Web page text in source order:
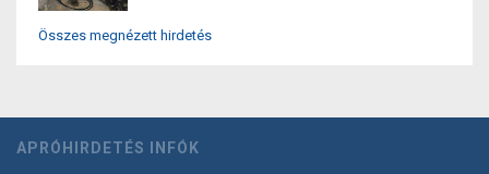
Összes megnézett hirdetés
APRÓHIRDETÉS INFÓK